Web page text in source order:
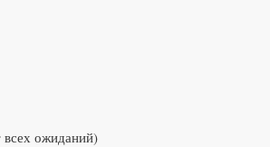
всех ожиданий)